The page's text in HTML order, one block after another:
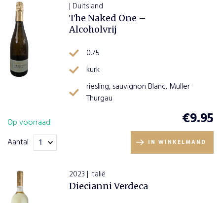
| Duitsland
The Naked One –
Alcoholvrij
0.75
kurk
riesling, sauvignon Blanc, Muller
Thurgau
Op voorraad
€9.95
Aantal IN WINKELMAND
2023 | Italië
Diecianni Verdeca